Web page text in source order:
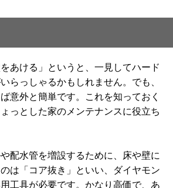
あける」というと、一見してハード
らっしゃるかもしれません。でも、
意外と簡単です。これを知っておく
っとした家のメンテナンスに役立ち
配水管を増設するために、床や壁に
は「コア抜き」といい、ダイヤモン
工具が必要です。かなり高価で、あ